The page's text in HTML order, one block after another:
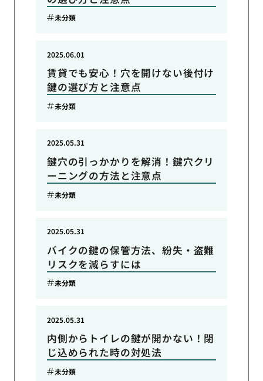
未分類
賃貸でも安心！穴を開けない後付け
鍵の選び方と注意点
2025.06.01
未分類
鍵穴の引っかかりを解消！鍵穴クリ
ーニングの方法と注意点
2025.05.31
未分類
バイクの鍵の保管方法、紛失・盗難
リスクを減らすには
2025.05.31
未分類
内側からトイレの鍵が開かない！閉
じ込められた時の対処法
2025.05.31
未分類